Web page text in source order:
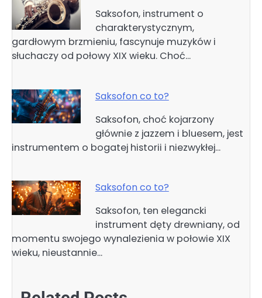
Saksofon, instrument o
charakterystycznym,
gardłowym brzmieniu, fascynuje muzyków i
słuchaczy od połowy XIX wieku. Choć…
Saksofon co to?
Saksofon, choć kojarzony
głównie z jazzem i bluesem, jest
instrumentem o bogatej historii i niezwykłej…
Saksofon co to?
Saksofon, ten elegancki
instrument dęty drewniany, od
momentu swojego wynalezienia w połowie XIX
wieku, nieustannie…